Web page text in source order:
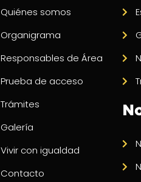
Quiénes somos
Organigrama
Responsables de Área
Prueba de acceso
Trámites
Galería
Vivir con igualdad
Contacto